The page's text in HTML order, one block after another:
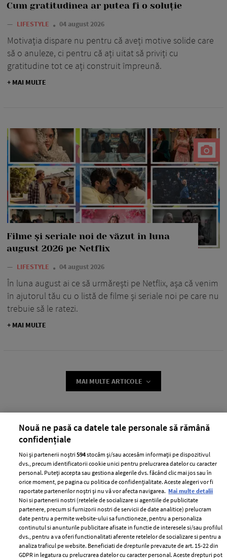
Cum gratitudinea ar putea fi o soluție
— LIFESTYLE 04 august 2026
Motivația dispare nu pentru că aveți motive solide care
să o anuleze, ci pentru că ați uitat să priviți cu
gratitudine tot ce ați construit împreună.
+ MAI MULTE
Filme și seriale noi de văzut în luna
august 2026 pe Netflix
— LIFESTYLE 04 august 2026
În luna august ai ce să urmărești pe Netflix, așa că venim
în ajutorul tău cu o listă de filme și seriale noi pe care nu
trebuie să le ratezi.
+ MAI MULTE
MAI MULTE ARTICOLE
ABONEAZĂ-TE LA NEWSLETTER
Urmareste-ne pe:
Nouă ne pasă ca datele tale personale să rămână
confidențiale
Noi și partenerii noștri594stocăm și/sau accesăm informații pe dispozitivul
dvs., precum identificatorii cookie unici pentru prelucrarea datelor cu caracter
personal. Puteți accepta sau gestiona alegerile dvs. făcând clic mai jos sau în
orice moment, pe pagina cu politica de confidențialitate. Aceste alegeri vor fi
raportate partenerilor noștri și nu vă vor afecta navigarea. Mai multe detalii
Noi si partenerii nostri (retelele de socializare si agentiile de publicitate
partenere, precum si furnizorii nostri de servicii de date analitice) prelucram
date pentru a permite website-ului sa functioneze, pentru a personaliza
continutul si anunturile publicitare afisate in functie de interesele si/sau profilul
dvs., pentru a va oferi functionalitati aferente retelelor de socializare si pentru a
analiza traficul pe website. Beneficiati de drepturile prevazute de art. 15-22 din
GDPR in legatura cu prelucrarea datelor cu caracter personal. Aceste drepturi pot